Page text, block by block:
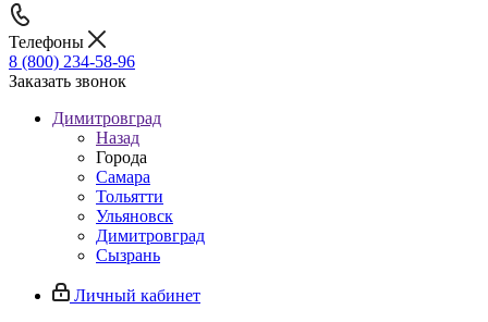
Телефоны
8 (800) 234-58-96
Заказать звонок
Димитровград
Назад
Города
Самара
Тольятти
Ульяновск
Димитровград
Сызрань
Личный кабинет